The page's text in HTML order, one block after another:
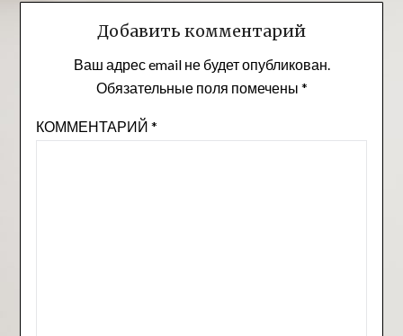
Добавить комментарий
Ваш адрес email не будет опубликован.
Обязательные поля помечены *
КОММЕНТАРИЙ *